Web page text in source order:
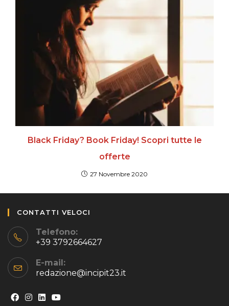
Black Friday? Book Friday! Scopri tutte le
offerte
27 Novembre 2020
CONTATTI VELOCI
Telefono:
+39 3792664627
E-mail:
redazione@incipit23.it